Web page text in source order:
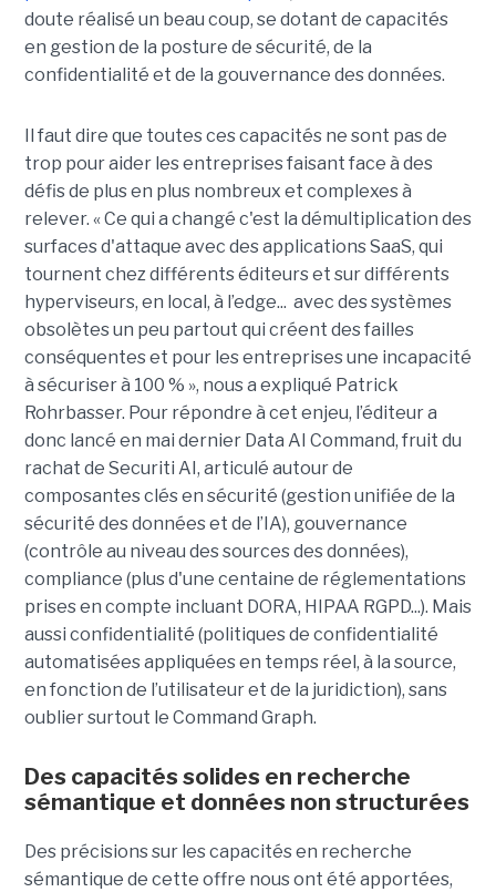
doute réalisé un beau coup, se dotant de capacités
en gestion de la posture de sécurité, de la
confidentialité et de la gouvernance des données.
Il faut dire que toutes ces capacités ne sont pas de
trop pour aider les entreprises faisant face à des
défis de plus en plus nombreux et complexes à
relever. « Ce qui a changé c'est la démultiplication des
surfaces d'attaque avec des applications SaaS, qui
tournent chez différents éditeurs et sur différents
hyperviseurs, en local, à l’edge... avec des systèmes
obsolètes un peu partout qui créent des failles
conséquentes et pour les entreprises une incapacité
à sécuriser à 100 % », nous a expliqué Patrick
Rohrbasser. Pour répondre à cet enjeu, l’éditeur a
donc lancé en mai dernier Data AI Command, fruit du
rachat de Securiti AI, articulé autour de
composantes clés en sécurité (gestion unifiée de la
sécurité des données et de l’IA), gouvernance
(contrôle au niveau des sources des données),
compliance (plus d'une centaine de réglementations
prises en compte incluant DORA, HIPAA RGPD...). Mais
aussi confidentialité (politiques de confidentialité
automatisées appliquées en temps réel, à la source,
en fonction de l’utilisateur et de la juridiction), sans
oublier surtout le Command Graph.
Des capacités solides en recherche
sémantique et données non structurées
Des précisions sur les capacités en recherche
sémantique de cette offre nous ont été apportées,